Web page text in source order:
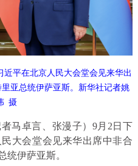
近平在北京人民大会堂会见来华出
亚总统伊萨亚斯。新华社记者姚
摄
马卓言、张漫子）9月2日下
大会堂会见来华出席中非合
统伊萨亚斯。